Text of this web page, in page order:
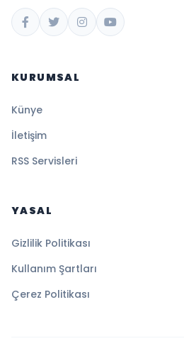
KURUMSAL
Künye
İletişim
RSS Servisleri
YASAL
Gizlilik Politikası
Kullanım Şartları
Çerez Politikası